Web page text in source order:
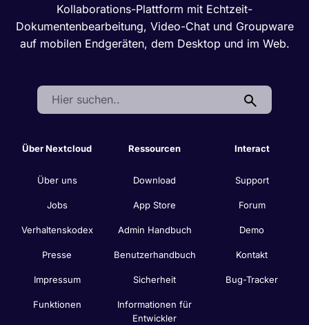
Kollaborations-Plattform mit Echtzeit-
Dokumentenbearbeitung, Video-Chat und Groupware
auf mobilen Endgeräten, dem Desktop und im Web.
Search:
Über Nextcloud
Über uns
Jobs
Verhaltenskodex
Presse
Impressum
Funktionen
Ressourcen
Download
App Store
Admin Handbuch
Benutzerhandbuch
Sicherheit
Informationen für
Entwickler
Interact
Support
Forum
Demo
Kontakt
Bug-Tracker